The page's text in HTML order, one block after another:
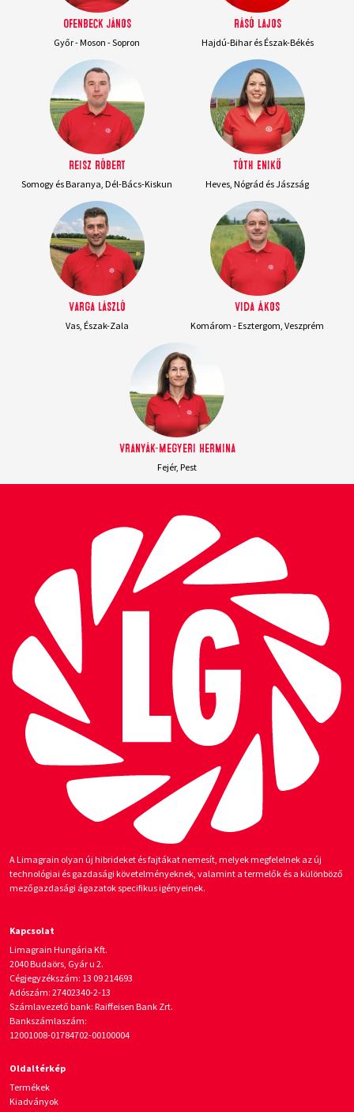
Ofenbeck János
Győr - Moson - Sopron
Rásó Lajos
Hajdú-Bihar és Észak-Békés
Reisz Róbert
Somogy és Baranya, Dél-Bács-Kiskun
Tóth Enikő
Heves, Nógrád és Jászság
Varga László
Vas, Észak-Zala
Vida Ákos
Komárom - Esztergom, Veszprém
Vranyák-Megyeri Hermina
Fejér, Pest
A Limagrain olyan új hibrideket és fajtákat nemesít, melyek megfelelnek az új
technológiai és gazdasági követelményeknek, valamint a termelők és a különböző
mezőgazdasági ágazatok specifikus igényeinek.
Kapcsolat
Limagrain Hungária Kft.
2040 Budaörs, Gyár u 2.
Cégjegyzékszám: 13 09 214693
Adószám: 27402340-2-13
Számlavezető bank: Raiffeisen Bank Zrt.
Bankszámlaszám:
12001008-01784702-00100004
Oldaltérkép
Termékek
Kiadványok